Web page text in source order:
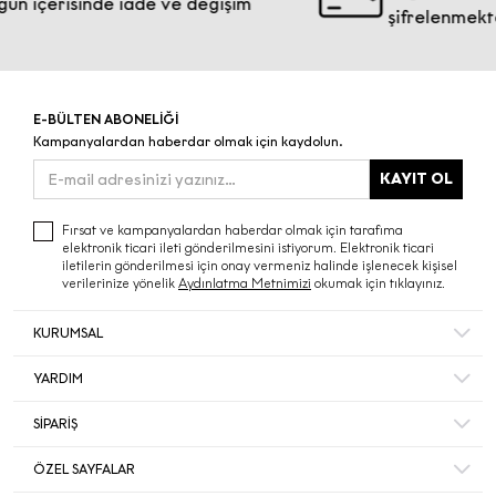
şifrelenmektedir.
E-BÜLTEN ABONELİĞİ
Kampanyalardan haberdar olmak için kaydolun.
KAYIT OL
Fırsat ve kampanyalardan haberdar olmak için tarafıma
elektronik ticari ileti gönderilmesini istiyorum. Elektronik ticari
iletilerin gönderilmesi için onay vermeniz halinde işlenecek kişisel
verilerinize yönelik Aydınlatma Metnimizi okumak için tıklayınız.
KURUMSAL
Mağazalar
Ecrou’da Kariyer ve İş Başvurusu
YARDIM
Sıkça Sorulan Sorular
Gizlilik ve Güvenlik
SİPARİŞ
ÖZEL SAYFALAR